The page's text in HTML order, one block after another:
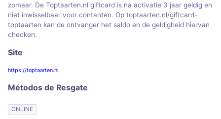
zomaar. De Toptaarten.nl giftcard is na activatie 3 jaar geldig en
niet inwisselbaar voor contanten. Op toptaarten.nl/giftcard-
toptaarten kan de ontvanger het saldo en de geldigheid hiervan
checken.
Site
https://toptaarten.nl
Métodos de Resgate
ONLINE